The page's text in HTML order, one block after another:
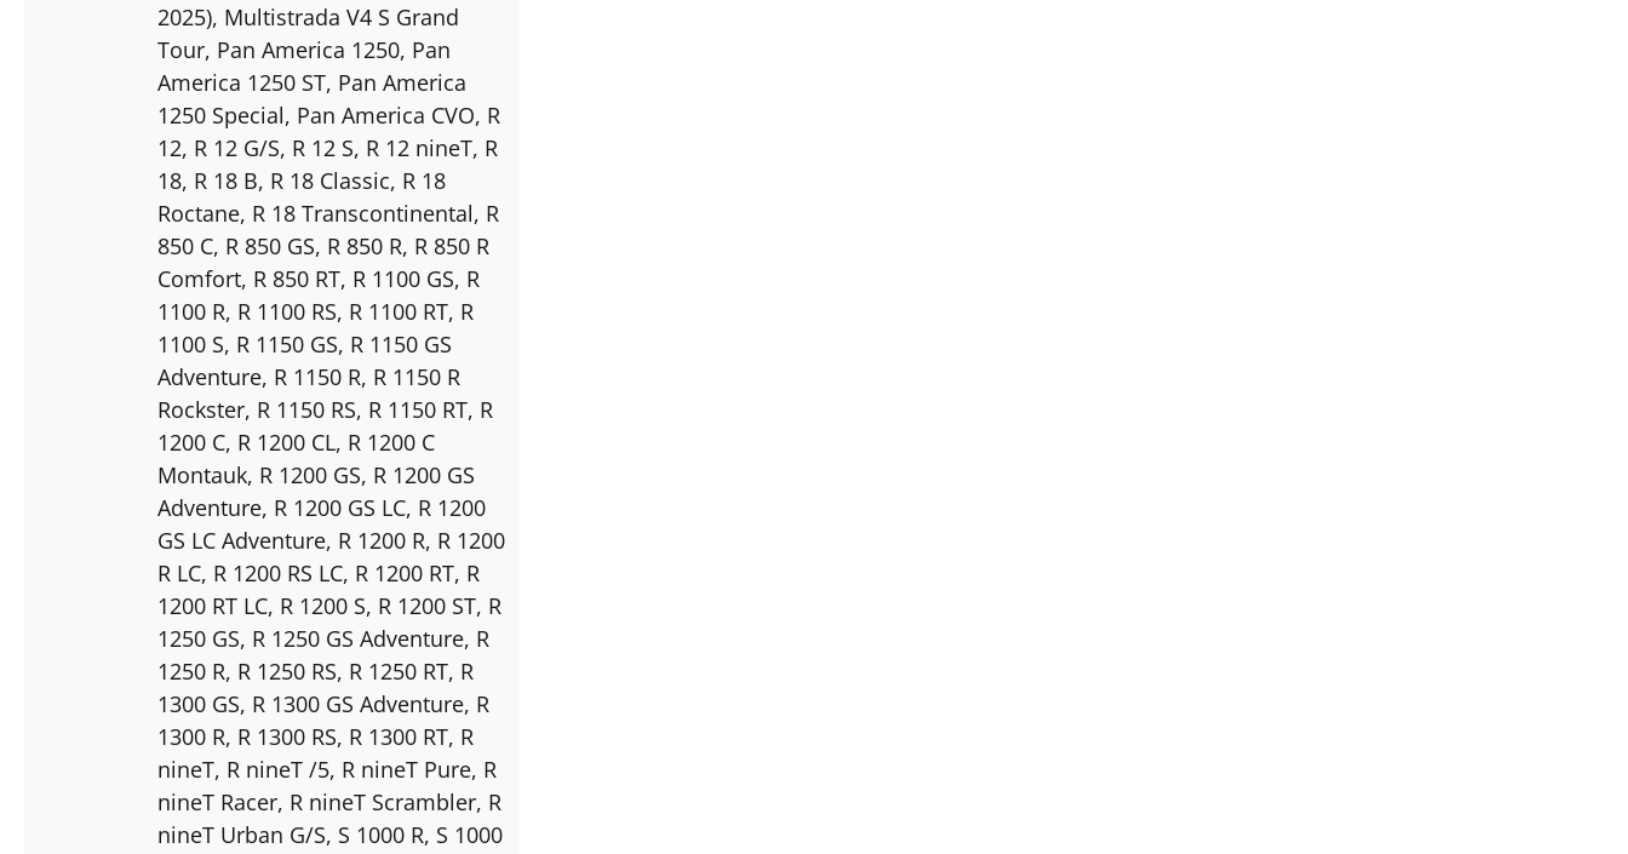
2025), Multistrada V4 S Grand
Tour, Pan America 1250, Pan
America 1250 ST, Pan America
1250 Special, Pan America CVO, R
12, R 12 G/S, R 12 S, R 12 nineT, R
18, R 18 B, R 18 Classic, R 18
Roctane, R 18 Transcontinental, R
850 C, R 850 GS, R 850 R, R 850 R
Comfort, R 850 RT, R 1100 GS, R
1100 R, R 1100 RS, R 1100 RT, R
1100 S, R 1150 GS, R 1150 GS
Adventure, R 1150 R, R 1150 R
Rockster, R 1150 RS, R 1150 RT, R
1200 C, R 1200 CL, R 1200 C
Montauk, R 1200 GS, R 1200 GS
Adventure, R 1200 GS LC, R 1200
GS LC Adventure, R 1200 R, R 1200
R LC, R 1200 RS LC, R 1200 RT, R
1200 RT LC, R 1200 S, R 1200 ST, R
1250 GS, R 1250 GS Adventure, R
1250 R, R 1250 RS, R 1250 RT, R
1300 GS, R 1300 GS Adventure, R
1300 R, R 1300 RS, R 1300 RT, R
nineT, R nineT /5, R nineT Pure, R
nineT Racer, R nineT Scrambler, R
nineT Urban G/S, S 1000 R, S 1000